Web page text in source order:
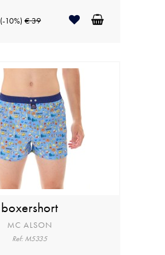
(-10%) € 39
boxershort
MC ALSON
Ref: M5335